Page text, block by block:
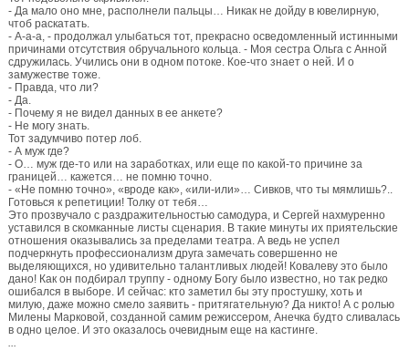
- Да мало оно мне, располнели пальцы… Никак не дойду в ювелирную,
чтоб раскатать.
- А-а-а, - продолжал улыбаться тот, прекрасно осведомленный истинными
причинами отсутствия обручального кольца. - Моя сестра Ольга с Анной
сдружилась. Учились они в одном потоке. Кое-что знает о ней. И о
замужестве тоже.
- Правда, что ли?
- Да.
- Почему я не видел данных в ее анкете?
- Не могу знать.
Тот задумчиво потер лоб.
- А муж где?
- О… муж где-то или на заработках, или еще по какой-то причине за
границей… кажется… не помню точно.
- «Не помню точно», «вроде как», «или-или»… Сивков, что ты мямлишь?..
Готовься к репетиции! Толку от тебя…
Это прозвучало с раздражительностью самодура, и Сергей нахмуренно
уставился в скомканные листы сценария. В такие минуты их приятельские
отношения оказывались за пределами театра. А ведь не успел
подчеркнуть профессионализм друга замечать совершенно не
выделяющихся, но удивительно талантливых людей! Ковалеву это было
дано! Как он подбирал труппу - одному Богу было известно, но так редко
ошибался в выборе. И сейчас: кто заметил бы эту простушку, хоть и
милую, даже можно смело заявить - притягательную? Да никто! А с ролью
Милены Марковой, созданной самим режиссером, Анечка будто сливалась
в одно целое. И это оказалось очевидным еще на кастинге.
...